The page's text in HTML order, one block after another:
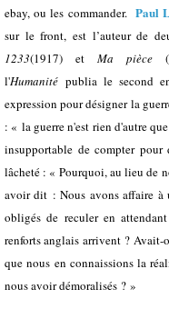
ebay, ou les commander.Paul
sur le front, est l’auteur de
1233(1917) et Ma pièce
l'Humanité publia le second
expression pour désigner la
: « la guerre n'est rien d'autre
insupportable de compter pour
lâcheté : « Pourquoi, au lieu de
avoir dit : Nous avons affaire à
obligés de reculer en
renforts anglais arrivent ? Avait-
que nous en connaissions la
nous avoir démoralisés ? »